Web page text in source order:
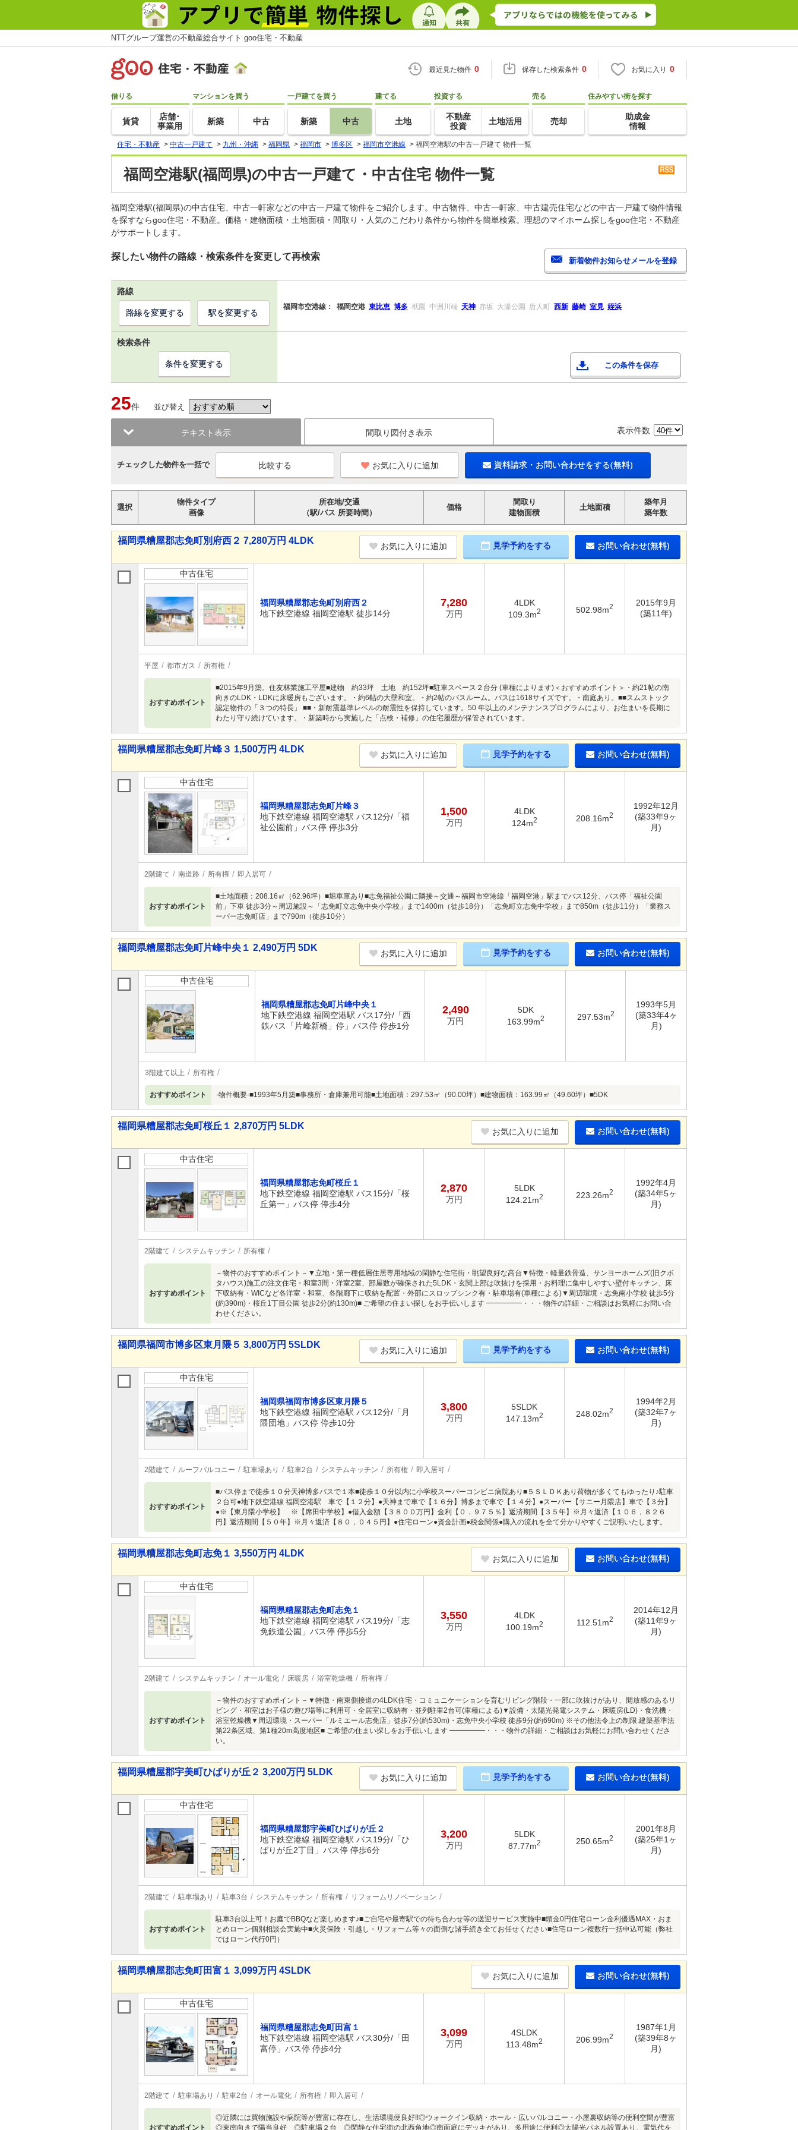
NTTグループ運営の不動産総合サイト goo住宅・不動産
最近見た物件 0 保存した検索条件 0 お気に入り 0
借りる
賃貸
店舗･
事業用
マンションを買う
新築 中古
一戸建てを買う
新築 中古
建てる
土地
投資する
不動産
投資
土地活用
売る
売却
住みやすい街を探す
助成金
情報
住宅・不動産 > 中古一戸建て > 九州・沖縄 > 福岡県 > 福岡市 > 博多区 > 福岡市空港線 > 福岡空港駅の中古一戸建て 物件一覧
福岡空港駅(福岡県)の中古一戸建て・中古住宅 物件一覧
福岡空港駅(福岡県)の中古住宅、中古一軒家などの中古一戸建て物件をご紹介します。中古物件、中古一軒家、中古建売住宅などの中古一戸建て物件情報
を探すならgoo住宅・不動産。価格・建物面積・土地面積・間取り・人気のこだわり条件から物件を簡単検索。理想のマイホーム探しをgoo住宅・不動産
がサポートします。
探したい物件の路線・検索条件を変更して再検索
路線
福岡市空港線： 福岡空港 東比恵 博多 祇園 中洲川端 天神 赤坂 大濠公園 唐人町 西新 藤崎 室見 姪浜
路線を変更する 駅を変更する
検索条件
この条件を保存
条件を変更する
25件 並び替え
テキスト表示 間取り図付き表示 表示件数
チェックした物件を一括で お気に入りに追加 資料請求・お問い合わせをする(無料)
選択
物件タイプ
画像
所在地/交通
（駅/バス 所要時間）
価格
間取り
建物面積
土地面積
築年月
築年数
福岡県糟屋郡志免町別府西２ 7,280万円 4LDK
お気に入りに追加 見学予約をする お問い合わせ(無料)
中古住宅
福岡県糟屋郡志免町別府西２
地下鉄空港線 福岡空港駅 徒歩14分
7,280
万円
4LDK
109.3m2 502.98m2
2015年9月
(築11年)
平屋 都市ガス 所有権
おすすめポイント
■2015年9月築。住友林業施工平屋■建物 約33坪 土地 約152坪■駐車スペース２台分 (車種によります)＜おすすめポイント＞・約21帖の南
向きのLDK・LDKに床暖房もございます。・約6帖の大壁和室。・約2帖のバスルーム。バスは1618サイズです。・南庭あり。■■スムストック
認定物件の「３つの特長」 ■■・新耐震基準レベルの耐震性を保持しています。50 年以上のメンテナンスプログラムにより、お住まいを長期に
わたり守り続けています。・新築時から実施した「点検・補修」の住宅履歴が保管されています。
福岡県糟屋郡志免町片峰３ 1,500万円 4LDK
お気に入りに追加 見学予約をする お問い合わせ(無料)
中古住宅
福岡県糟屋郡志免町片峰３
地下鉄空港線 福岡空港駅 バス12分/「福
祉公園前」バス停 停歩3分
1,500
万円
4LDK
124m2 208.16m2
1992年12月
(築33年9ヶ
月)
2階建て 南道路 所有権 即入居可
おすすめポイント
■土地面積：208.16㎡（62.96坪）■堀車庫あり■志免福祉公園に隣接～交通～福岡市空港線「福岡空港」駅までバス12分、バス停「福祉公園
前」下車 徒歩3分～周辺施設～「志免町立志免中央小学校」まで1400m（徒歩18分）「志免町立志免中学校」まで850m（徒歩11分）「業務ス
ーパー志免町店」まで790m（徒歩10分）
福岡県糟屋郡志免町片峰中央１ 2,490万円 5DK
お気に入りに追加 見学予約をする お問い合わせ(無料)
中古住宅
福岡県糟屋郡志免町片峰中央１
地下鉄空港線 福岡空港駅 バス17分/「西
鉄バス「片峰新橋」停」バス停 停歩1分
2,490
万円
5DK
163.99m2 297.53m2
1993年5月
(築33年4ヶ
月)
3階建て以上 所有権
おすすめポイント -物件概要-■1993年5月築■事務所・倉庫兼用可能■土地面積：297.53㎡（90.00坪）■建物面積：163.99㎡（49.60坪）■5DK
福岡県糟屋郡志免町桜丘１ 2,870万円 5LDK
お気に入りに追加 お問い合わせ(無料)
中古住宅
福岡県糟屋郡志免町桜丘１
地下鉄空港線 福岡空港駅 バス15分/「桜
丘第一」バス停 停歩4分
2,870
万円
5LDK
124.21m2 223.26m2
1992年4月
(築34年5ヶ
月)
2階建て システムキッチン 所有権
おすすめポイント
－物件のおすすめポイント－▼立地・第一種低層住居専用地域の閑静な住宅街・眺望良好な高台▼特徴・軽量鉄骨造、サンヨーホームズ(旧クボ
タハウス)施工の注文住宅・和室3間・洋室2室、部屋数が確保された5LDK・玄関上部は吹抜けを採用・お料理に集中しやすい壁付キッチン、床
下収納有・WICなど各洋室・和室、各階廊下に収納を配置・外部にスロップシンク有・駐車場有(車種による)▼周辺環境・志免南小学校 徒歩5分
(約390m)・桜丘1丁目公園 徒歩2分(約130m)■ ご希望の住まい探しをお手伝いします ━━━━━・・・物件の詳細・ご相談はお気軽にお問い合
わせください。
福岡県福岡市博多区東月隈５ 3,800万円 5SLDK
お気に入りに追加 見学予約をする お問い合わせ(無料)
中古住宅
福岡県福岡市博多区東月隈５
地下鉄空港線 福岡空港駅 バス12分/「月
隈団地」バス停 停歩10分
3,800
万円
5SLDK
147.13m2 248.02m2
1994年2月
(築32年7ヶ
月)
2階建て ルーフバルコニー 駐車場あり 駐車2台 システムキッチン 所有権 即入居可
おすすめポイント
■バス停まで徒歩１０分天神博多バスで１本■徒歩１０分以内に小学校スーパーコンビニ病院あり■５ＳＬＤＫあり荷物が多くてもゆったり♪駐車
２台可●地下鉄空港線 福岡空港駅 車で【１２分】●天神まで車で【１６分】博多まで車で【１４分】●スーパー【サニー月隈店】車で【３分】
●※【東月隈小学校】 ※【席田中学校】●借入金額【３８００万円】金利【０．９７５％】返済期間【３５年】※月々返済【１０６，８２６
円】返済期間【５０年】※月々返済【８０，０４５円】●住宅ローン●資金計画●税金関係●購入の流れを全て分かりやすくご説明いたします。
福岡県糟屋郡志免町志免１ 3,550万円 4LDK
お気に入りに追加 お問い合わせ(無料)
中古住宅
福岡県糟屋郡志免町志免１
地下鉄空港線 福岡空港駅 バス19分/「志
免鉄道公園」バス停 停歩5分
3,550
万円
4LDK
100.19m2 112.51m2
2014年12月
(築11年9ヶ
月)
2階建て システムキッチン オール電化 床暖房 浴室乾燥機 所有権
おすすめポイント
－物件のおすすめポイント－▼特徴・南東側接道の4LDK住宅・コミュニケーションを育むリビング階段・一部に吹抜けがあり、開放感のあるリ
ビング・和室はお子様の遊び場等に利用可・全居室に収納有・並列駐車2台可(車種による)▼設備・太陽光発電システム・床暖房(LD)・食洗機・
浴室乾燥機▼周辺環境・スーパー「ルミエール志免店」徒歩7分(約530m)・志免中央小学校 徒歩9分(約690m) ※その他法令上の制限:建築基準法
第22条区域、第1種20m高度地区■ ご希望の住まい探しをお手伝いします ━━━━━・・・物件の詳細・ご相談はお気軽にお問い合わせくださ
い。
福岡県糟屋郡宇美町ひばりが丘２ 3,200万円 5LDK
お気に入りに追加 見学予約をする お問い合わせ(無料)
中古住宅
福岡県糟屋郡宇美町ひばりが丘２
地下鉄空港線 福岡空港駅 バス19分/「ひ
ばりが丘2丁目」バス停 停歩6分
3,200
万円
5LDK
87.77m2 250.65m2
2001年8月
(築25年1ヶ
月)
2階建て 駐車場あり 駐車3台 システムキッチン 所有権 リフォームリノベーション
おすすめポイント
駐車3台以上可！お庭でBBQなど楽しめます♪■ご自宅や最寄駅での待ち合わせ等の送迎サービス実施中■頭金0円住宅ローン金利優遇MAX・おま
とめローン個別相談会実施中■火災保険・引越し・リフォーム等々の面倒な諸手続き全てお任せください■住宅ローン複数行一括申込可能（弊社
ではローン代行0円）
福岡県糟屋郡志免町田富１ 3,099万円 4SLDK
お気に入りに追加 お問い合わせ(無料)
中古住宅
福岡県糟屋郡志免町田富１
地下鉄空港線 福岡空港駅 バス30分/「田
富停」バス停 停歩4分
3,099
万円
4SLDK
113.48m2 206.99m2
1987年1月
(築39年8ヶ
月)
2階建て 駐車場あり 駐車2台 オール電化 所有権 即入居可
おすすめポイント
◎近隣には買物施設や病院等が豊富に存在し、生活環境便良好!!◎ウォークイン収納・ホール・広いバルコニー・小屋裏収納等の便利空間が豊富
◎東南向きで陽当良好 ◎駐車場２台 ◎閑静な住宅街の北西角地◎南面庭にデッキがあり、多用途に便利◎太陽光パネル設置あり、電気代を